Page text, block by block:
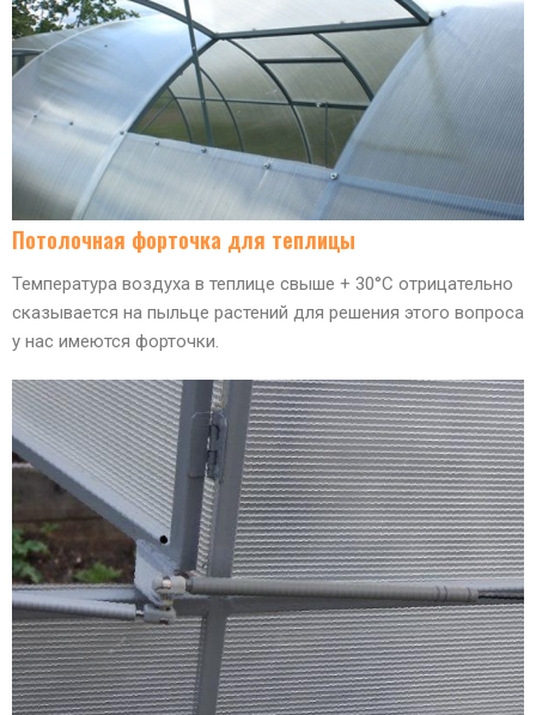
Потолочная форточка для теплицы
Температура воздуха в теплице свыше + 30°C отрицательно
сказывается на пыльце растений для решения этого вопроса
у нас имеются форточки.